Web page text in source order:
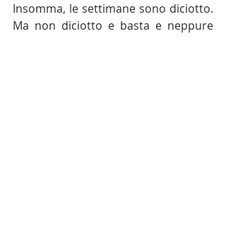
Insomma, le settimane sono diciotto.
Ma non diciotto e basta e neppure